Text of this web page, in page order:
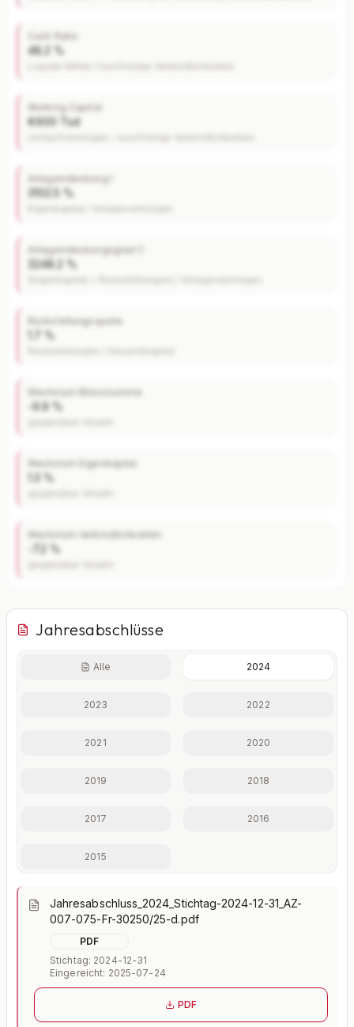
Cash Ratio
48.2 %
Working Capital
€600 Tsd
Anlagendeckung I
3102.5 %
Anlagendeckungsgrad C
3248.2 %
Rückstellungsquote
1.7 %
Wachstum Bilanzsumme
-9.9 %
Wachstum Eigenkapital
1.3 %
Wachstum Verbindlichkeiten
-7.2 %
Jahresabschlüsse
Alle 2024
2023 2022
2021 2020
2019 2018
2017 2016
2015
Jahresabschluss_2024_Stichtag-2024-12-31_AZ-
007-075-Fr-30250/25-d.pdf
PDF
Stichtag: 2024-12-31
Eingereicht: 2025-07-24
PDF